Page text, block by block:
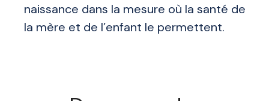
naissance dans la mesure où la santé de
la mère et de l’enfant le permettent.